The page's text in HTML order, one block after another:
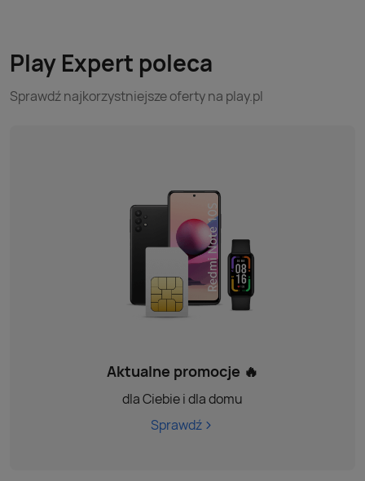
Play Expert poleca
Sprawdź najkorzystniejsze oferty na play.pl
Aktualne promocje 🔥
dla Ciebie i dla domu
Sprawdź